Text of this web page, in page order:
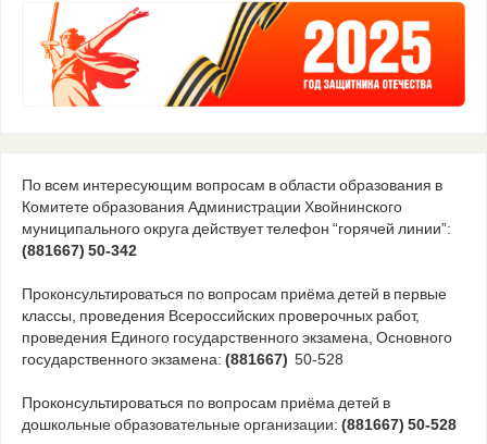
По всем интересующим вопросам в области образования в
Комитете образования Администрации Хвойнинского
муниципального округа действует телефон “горячей линии”:
(881667) 50-342
Проконсультироваться по вопросам приёма детей в первые
классы, проведения Всероссийских проверочных работ,
проведения Единого государственного экзамена, Основного
государственного экзамена: (881667) 50-528
Проконсультироваться по вопросам приёма детей в
дошкольные образовательные организации: (881667) 50-528